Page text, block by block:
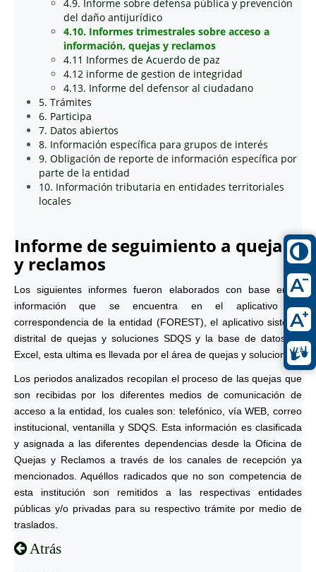
4.9. Informe sobre defensa pública y prevención
del daño antijurídico
4.10. Informes trimestrales sobre acceso a
información, quejas y reclamos
4.11 Informes de Acuerdo de paz
4.12 informe de gestion de integridad
4.13. Informe del defensor al ciudadano
5. Trámites
6. Participa
7. Datos abiertos
8. Información específica para grupos de interés
9. Obligación de reporte de información específica por
parte de la entidad
10. Información tributaria en entidades territoriales
locales
Informe de seguimiento a quejas
y reclamos
Los siguientes informes fueron elaborados con base en la
información que se encuentra en el aplicativo de
correspondencia de la entidad (FOREST), el aplicativo sistema
distrital de quejas y soluciones SDQS y la base de datos en
Excel, esta ultima es llevada por el área de quejas y soluciones.
Los periodos analizados recopilan el proceso de las quejas que
son recibidas por los diferentes medios de comunicación de
acceso a la entidad, los cuales son: telefónico, vía WEB, correo
institucional, ventanilla y SDQS. Esta información es clasificada
y asignada a las diferentes dependencias desde la Oficina de
Quejas y Reclamos a través de los canales de recepción ya
mencionados. Aquéllos radicados que no son competencia de
esta institución son remitidos a las respectivas entidades
públicas y/o privadas para su respectivo trámite por medio de
traslados.
Atrás